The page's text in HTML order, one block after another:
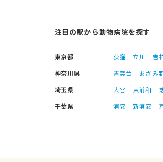
注目の駅から動物病院を探す
東京都 荻窪 立川 吉
神奈川県
青葉台 あざみ
埼玉県
大宮 東浦和
千葉県
浦安 新浦安